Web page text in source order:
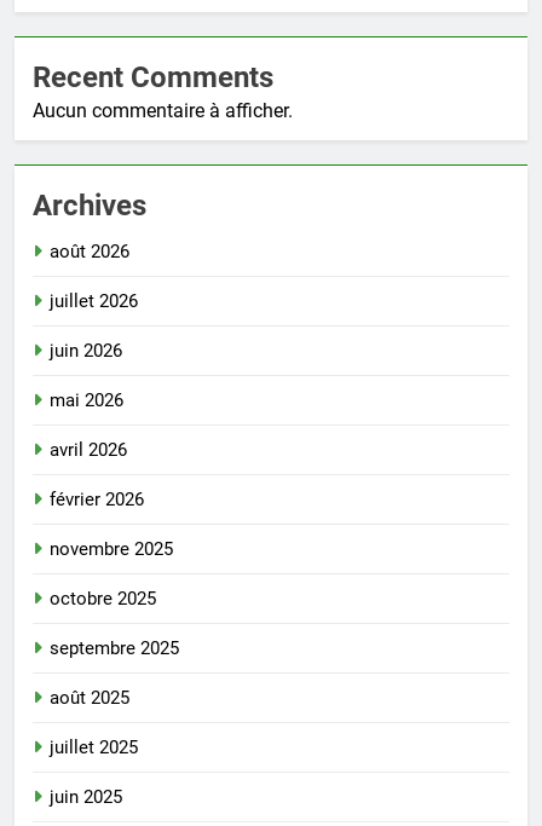
Recent Comments
Aucun commentaire à afficher.
Archives
août 2026
juillet 2026
juin 2026
mai 2026
avril 2026
février 2026
novembre 2025
octobre 2025
septembre 2025
août 2025
juillet 2025
juin 2025